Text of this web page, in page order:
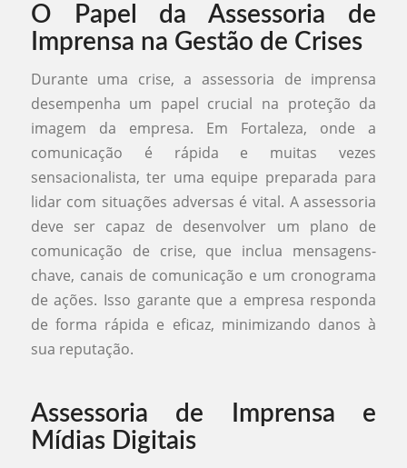
O Papel da Assessoria de
Imprensa na Gestão de Crises
Durante uma crise, a assessoria de imprensa
desempenha um papel crucial na proteção da
imagem da empresa. Em Fortaleza, onde a
comunicação é rápida e muitas vezes
sensacionalista, ter uma equipe preparada para
lidar com situações adversas é vital. A assessoria
deve ser capaz de desenvolver um plano de
comunicação de crise, que inclua mensagens-
chave, canais de comunicação e um cronograma
de ações. Isso garante que a empresa responda
de forma rápida e eficaz, minimizando danos à
sua reputação.
Assessoria de Imprensa e
Mídias Digitais